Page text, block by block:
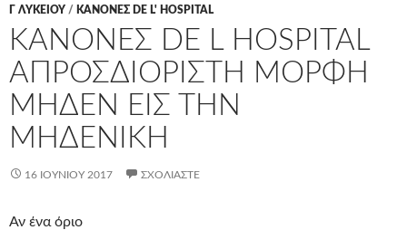
Γ ΛΥΚΕΊΟΥ / ΚΑΝΟΝΕΣ DE L' HOSPITAL
ΚΑΝΟΝΕΣ DE L HOSPITAL
ΑΠΡΟΣΔΙΟΡΙΣΤΗ ΜΟΡΦΗ
ΜΗΔΕΝ ΕΙΣ ΤΗΝ
ΜΗΔΕΝΙΚΗ
16 ΙΟΥΝΊΟΥ 2017 ΣΧΟΛΙΆΣΤΕ
Αν ένα όριο